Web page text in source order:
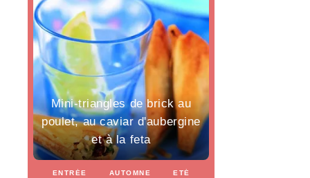
Mini-triangles de brick au
poulet, au caviar d'aubergine
et à la feta
ENTRÉE AUTOMNE ETÉ